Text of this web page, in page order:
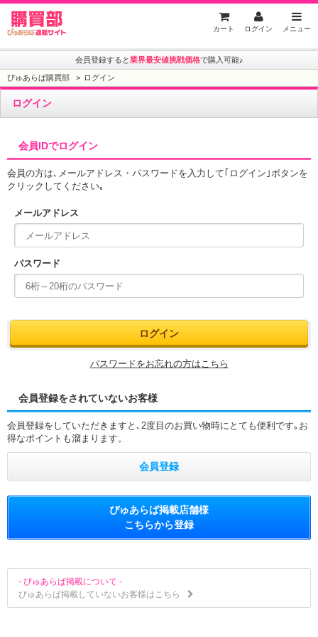
カート ログイン メニュー
会員登録すると業界最安値挑戦価格で購入可能♪
ぴゅあらば購買部 ログイン
ログイン
会員IDでログイン
会員の方は､メールアドレス・パスワードを入力して｢ログイン｣ボタンを
クリックしてください｡
メールアドレス
パスワード
パスワードをお忘れの方はこちら
会員登録をされていないお客様
会員登録をしていただきますと､2度目のお買い物時にとても便利です｡お
得なポイントも溜まります。
会員登録
ぴゅあらば掲載店舗様
こちらから登録
- ぴゅあらば掲載について -
ぴゅあらば掲載していないお客様はこちら